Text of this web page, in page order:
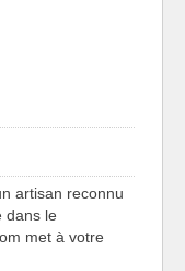
artisan reconnu
dans le
met à votre